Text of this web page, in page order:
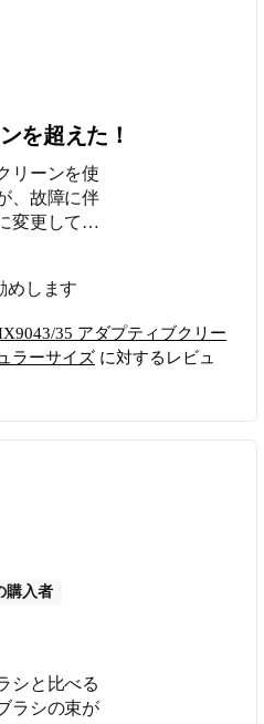
を超えた！
リーンを使
、故障に伴
変更して大
めします
35 アダプティブクリー
ラーサイズ に対するレビュ
購入者
シと比べる
ラシの束が